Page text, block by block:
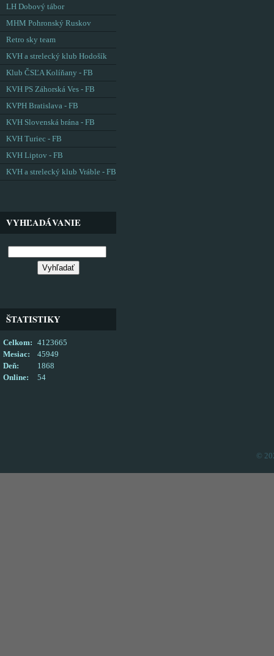
LH Dobový tábor
MHM Pohronský Ruskov
Retro sky team
KVH a strelecký klub Hodošík
Klub ČSĽA Kolíňany - FB
KVH PS Záhorská Ves - FB
KVPH Bratislava - FB
KVH Slovenská brána - FB
KVH Turiec - FB
KVH Liptov - FB
KVH a strelecký klub Vráble - FB
VYHĽADÁVANIE
ŠTATISTIKY
Online: 54
Celkom:
4123665
Mesiac:
45949
Deň:
1868
©